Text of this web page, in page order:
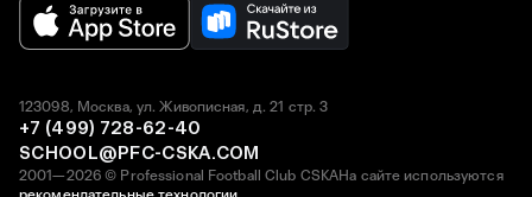
2001—2026 © Professional Football Club CSKAНа сайте используются
123098, Москва, ул. Живописная, д. 21 стр. 3
+7 (499) 728-62-40
SCHOOL@PFC-CSKA.COM